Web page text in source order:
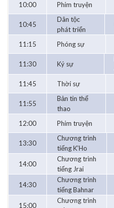
10:00 Phim truyện
10:45
Dân tộc
phát triển
11:15 Phóng sự
11:30 Ký sự
11:45
Thời sự
11:55
Bản tin thể
thao
12:00
Phim truyện
13:30
Chương trình
tiếng K’Ho
14:00
Chương trình
tiếng Jrai
14:30
Chương trình
tiếng Bahnar
15:00
Chương trình